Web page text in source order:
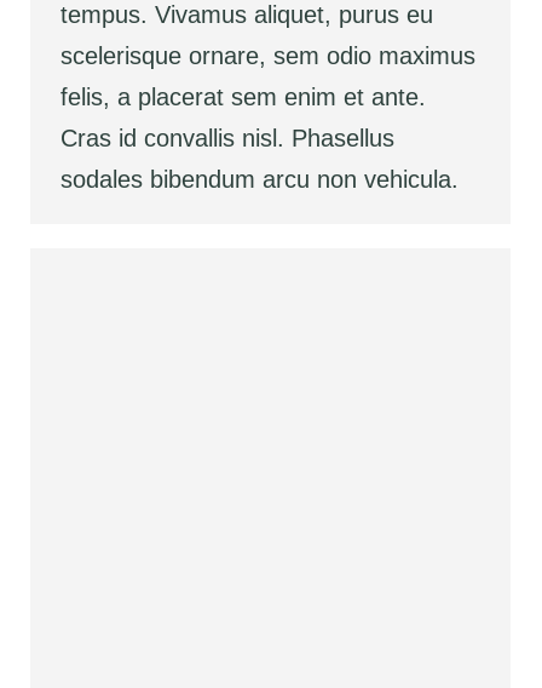
tempus. Vivamus aliquet, purus eu
scelerisque ornare, sem odio maximus
felis, a placerat sem enim et ante.
Cras id convallis nisl. Phasellus
sodales bibendum arcu non vehicula.